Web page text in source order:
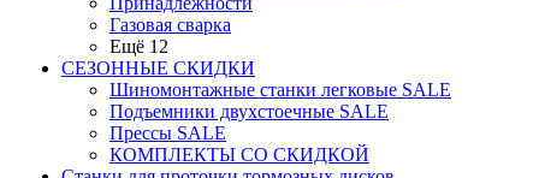
Газовая сварка
Ещё 12
СЕЗОННЫЕ СКИДКИ
Шиномонтажные станки легковые SALE
Подъемники двухстоечные SALE
Прессы SALE
КОМПЛЕКТЫ СО СКИДКОЙ